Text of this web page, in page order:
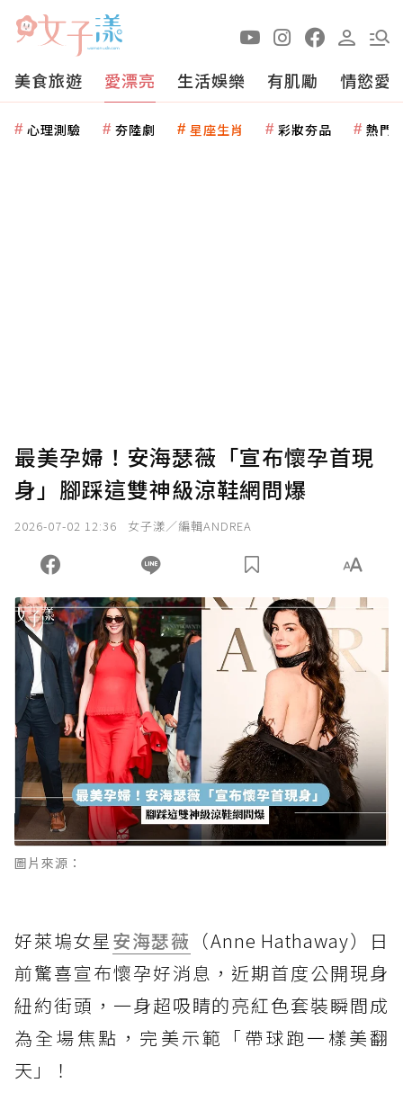
美食旅遊 愛漂亮 生活娛樂 有肌勵 情慾愛
心理測驗 夯陸劇 星座生肖 彩妝夯品 熱門
最美孕婦！安海瑟薇「宣布懷孕首現
身」腳踩這雙神級涼鞋網問爆
2026-07-02 12:36 女子漾／編輯ANDREA
圖片來源：
好萊塢女星 安海瑟薇 （Anne Hathaway）日
前驚喜宣布懷孕好消息，近期首度公開現身
紐約街頭，一身超吸睛的亮紅色套裝瞬間成
為全場焦點，完美示範「帶球跑一樣美翻
天」！